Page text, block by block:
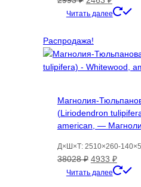
цена
2993 ₽.
цена:
Читать далее
Распродажа!
Магнолия-
(Liriodendron
american, —
Д×Ш×Т: 2510×260-
38028₽
цена
4933 ₽
цена:
Читать далее